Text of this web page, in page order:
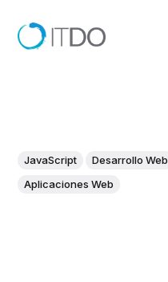
JavaScript Desarrollo Web
Aplicaciones Web